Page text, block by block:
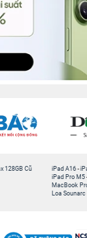
128GB Cũ
iPad A16 -
iPad Pro M5
MacBook
Loa Sounarc